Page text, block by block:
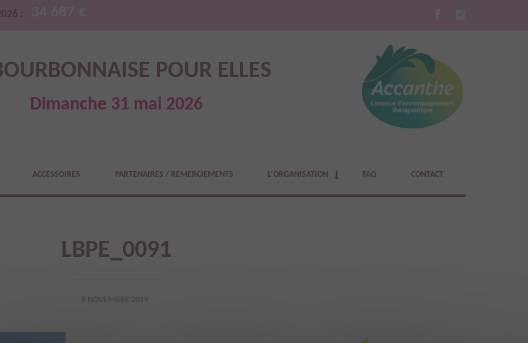
:
POUR ELLES
Dimanche 31 mai 2026
ACCESSOIRES PARTENAIRES / REMERCIEMENTS L’ORGANISATION FAQ CONTACT
LBPE_0091